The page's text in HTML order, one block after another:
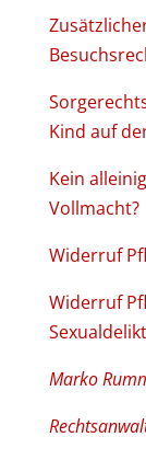
Kind auf
Kein
Vollmacht?
Widerruf
Widerruf
Marko